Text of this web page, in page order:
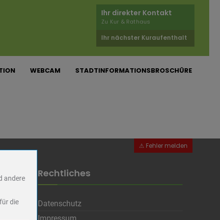
Ihr direkter Kontakt
Zu Kur & Rathaus
Ihr nächster Kuraufenthalt
WEBCAM STADTINFORMATIONSBROSCHÜRE
Rechtliches
Datenschutz
andere
die